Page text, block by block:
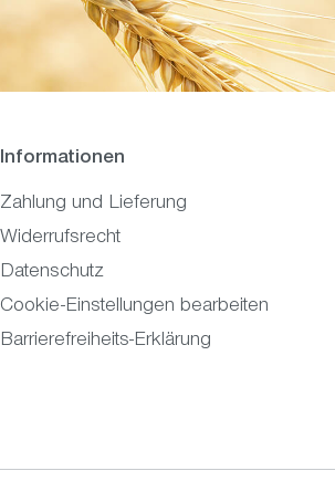
Informationen
Zahlung und Lieferung
Widerrufsrecht
Datenschutz
Cookie-Einstellungen bearbeiten
Barrierefreiheits-Erklärung